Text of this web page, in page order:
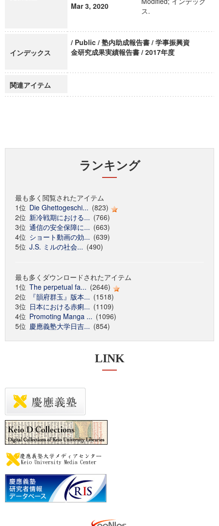
Mar 3, 2020
ス.
インデックス
/ Public / 塾内助成報告書 / 学事振興資
金研究成果実績報告書 / 2017年度
関連アイテム
ランキング
最も多く閲覧されたアイテム
1位 Die Ghettogeschi... (823)
2位 新冷戦期における... (766)
3位 通信の安全保障に... (663)
4位 ショート動画の効... (639)
5位 J.S. ミルの社会... (490)
最も多くダウンロードされたアイテム
1位 The perpetual fa... (2646)
2位
『韻府群玉』版本... (1518)
3位 日本における赤痢... (1109)
4位 Promoting Manga ... (1096)
5位 慶應義塾大学日吉... (854)
LINK